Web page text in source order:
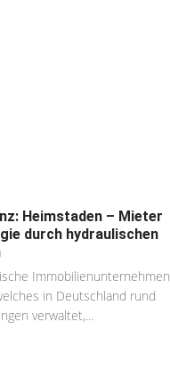
Heimstaden – Mieter
durch hydraulischen
Immobilienunternehmen
in Deutschland rund
verwaltet,...